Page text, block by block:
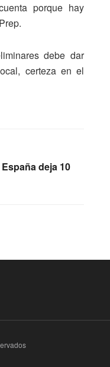
porque hay
debe dar
certeza en el
deja 10